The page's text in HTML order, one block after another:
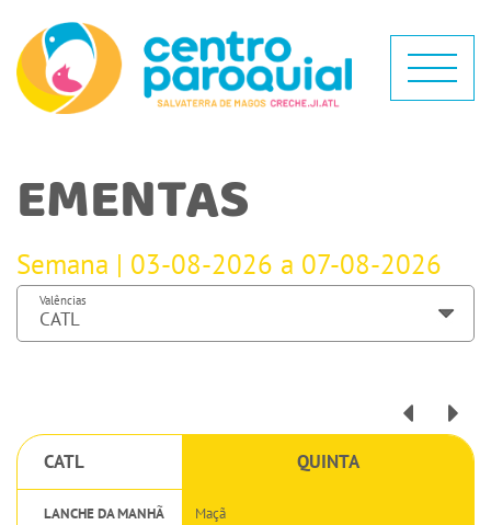
EMENTAS
Semana | 03-08-2026 a 07-08-2026
Valências
CATL QUINTA
LANCHE DA MANHÃ Maçã